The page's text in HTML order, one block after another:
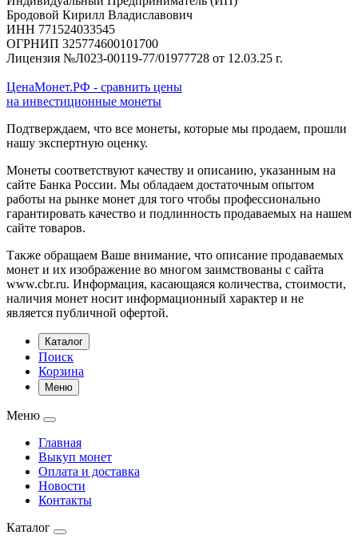
Бродовой Кирилл Владиславович
ИНН 771524033545
ОГРНИП 325774600101700
Лицензия №Л023-00119-77/01977728 от 12.03.25 г.
ЦенаМонет.РФ - сравнить цены
на инвестиционные монеты
Подтверждаем, что все монеты, которые мы продаем, прошли
нашу экспертную оценку.
Монеты соответствуют качеству и описанию, указанным на
сайте Банка России. Мы обладаем достаточным опытом
работы на рынке монет для того чтобы профессионально
гарантировать качество и подлинность продаваемых на нашем
сайте товаров.
Также обращаем Ваше внимание, что описание продаваемых
монет и их изображение во многом заимствованы с сайта
www.cbr.ru. Информация, касающаяся количества, стоимости,
наличия монет носит информационный характер и не
является публичной офертой.
Каталог
Поиск
Корзина
Меню
Меню
Главная
Выкуп монет
Оплата и доставка
Новости
Контакты
Каталог